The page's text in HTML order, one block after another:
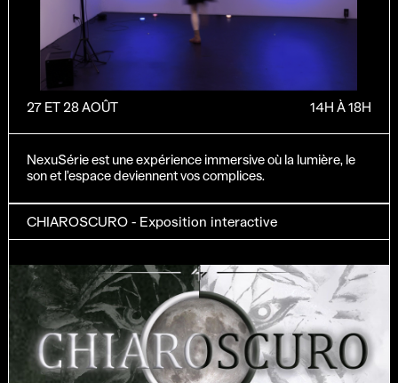
27 ET 28 AOÛT 14H À 18H
NexuSérie est une expérience immersive où la lumière, le
son et l’espace deviennent vos complices.
CHIAROSCURO - Exposition interactive